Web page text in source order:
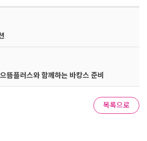
뜸플러스와 함께하는 바캉스 준비
목록으로